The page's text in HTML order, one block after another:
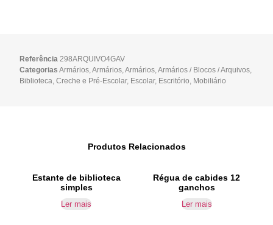
Referência298ARQUIVO4GAV
Categorias Armários,Armários,Armários,Armários / Blocos / Arquivos,
Biblioteca,Creche e Pré-Escolar, Escolar, Escritório, Mobiliário
Produtos Relacionados
Estante de biblioteca
simples
Ler mais
Régua de cabides 12
ganchos
Ler mais